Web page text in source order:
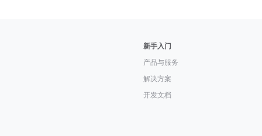
新手入门
产品与服务
解决方案
开发文档